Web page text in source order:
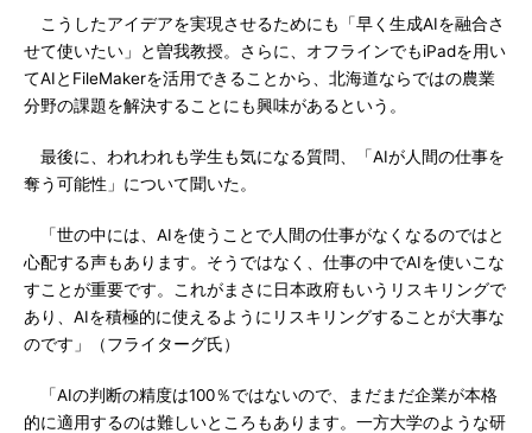
こうしたアイデアを実現させるためにも「早く生成AIを融合さ
せて使いたい」と曽我教授。さらに、オフラインでもiPadを用い
てAIとFileMakerを活用できることから、北海道ならではの農業
分野の課題を解決することにも興味があるという。
最後に、われわれも学生も気になる質問、「AIが人間の仕事を
奪う可能性」について聞いた。
「世の中には、AIを使うことで人間の仕事がなくなるのではと
心配する声もあります。そうではなく、仕事の中でAIを使いこな
すことが重要です。これがまさに日本政府もいうリスキリングで
あり、AIを積極的に使えるようにリスキリングすることが大事な
のです」（フライターグ氏）
「AIの判断の精度は100％ではないので、まだまだ企業が本格
的に適用するのは難しいところもあります。一方大学のような研